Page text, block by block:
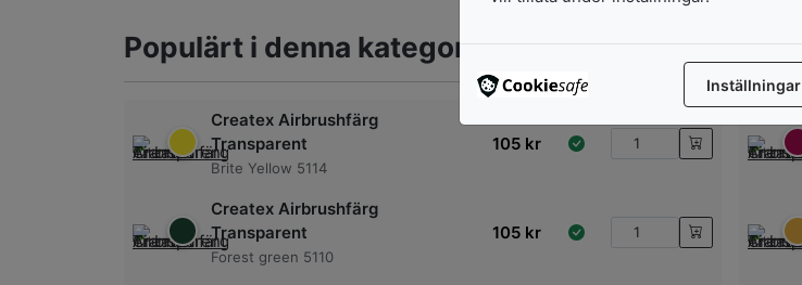
Populärt i denna kategori
Createx Airbrushfärg
Transparent
Brite Yellow 5114
105 kr
Createx Airbrushfärg
Transparent
Forest green 5110
105 kr
Inställningar